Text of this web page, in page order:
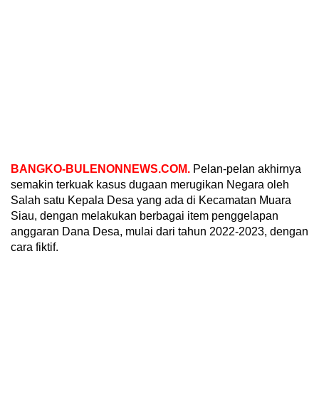
BANGKO-BULENONNEWS.COM. Pelan-pelan akhirnya
semakin terkuak kasus dugaan merugikan Negara oleh
Salah satu Kepala Desa yang ada di Kecamatan Muara
Siau, dengan melakukan berbagai item penggelapan
anggaran Dana Desa, mulai dari tahun 2022-2023, dengan
cara fiktif.